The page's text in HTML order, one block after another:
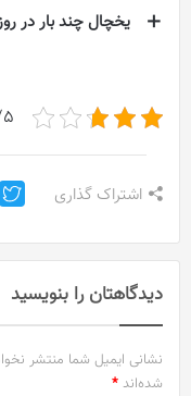
یخچال چند بار در
اشتراک گذاری
دیدگاهتان را بنویسید
نشانی ایمیل شما منتشر
شده‌اند *